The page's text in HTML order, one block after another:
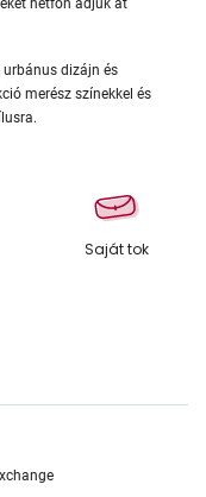
hétfőn adjuk át
dizájn és
merész színekkel és
Saját tok